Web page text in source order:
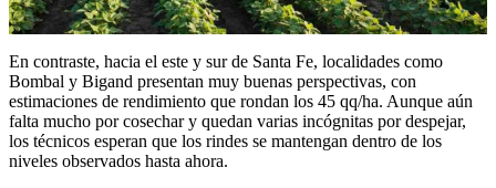
En contraste, hacia el este y sur de Santa Fe, localidades como
Bombal y Bigand presentan muy buenas perspectivas, con
estimaciones de rendimiento que rondan los 45 qq/ha. Aunque aún
falta mucho por cosechar y quedan varias incógnitas por despejar,
los técnicos esperan que los rindes se mantengan dentro de los
niveles observados hasta ahora.